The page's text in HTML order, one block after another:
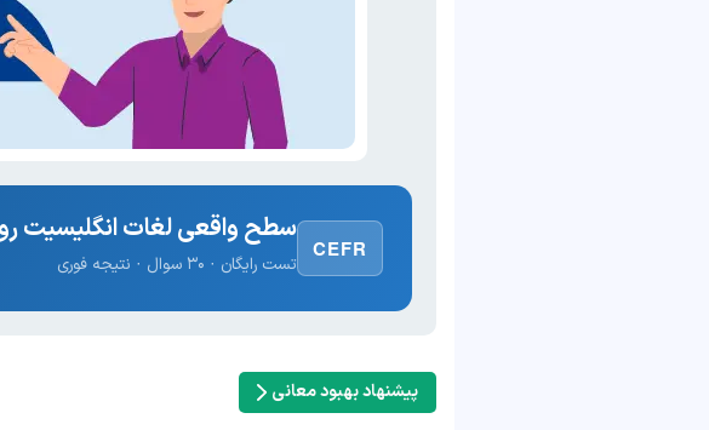
CEFR
سطح واقعی لغات انگلیسیت
تست رایگان · ۳۰ سوال · نتیجه فوری
پیشنهاد بهبود معانی